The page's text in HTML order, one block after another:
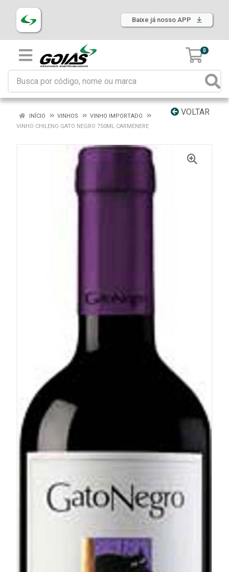
Baixe já nosso APP
0
VOLTAR
INÍCIO VINHOS
VINHO IMPORTADO
VINHO CHILENO GATO NEGRO 750ML CARMENERE